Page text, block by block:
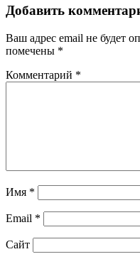
Добавить
Ваш адрес email не будет
помечены *
Комментарий *
Имя *
Email *
Сайт